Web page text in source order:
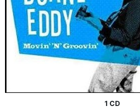
1 CD